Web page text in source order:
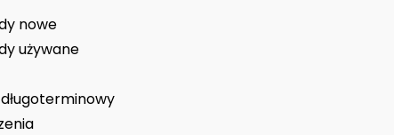
nowe
używane